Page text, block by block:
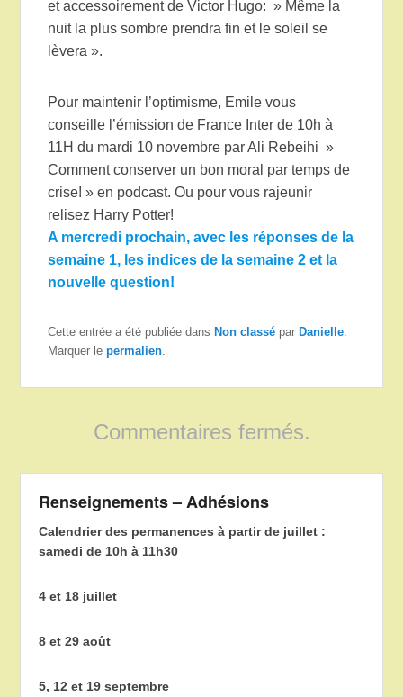
et accessoirement de Victor Hugo: » Même la
nuit la plus sombre prendra fin et le soleil se
lèvera ».
Pour maintenir l’optimisme, Emile vous
conseille l’émission de France Inter de 10h à
11H du mardi 10 novembre par Ali Rebeihi »
Comment conserver un bon moral par temps de
crise! » en podcast. Ou pour vous rajeunir
relisez Harry Potter!
A mercredi prochain, avec les réponses de la
semaine 1, les indices de la semaine 2 et la
nouvelle question!
Cette entrée a été publiée dansNon classé parDanielle
Marquer lepermalien
Commentaires fermés.
Renseignements – Adhésions
Calendrier des permanences à partir de juillet :
samedi de 10h à 11h30
4 et 18 juillet
8 et 29 août
5, 12 et 19 septembre